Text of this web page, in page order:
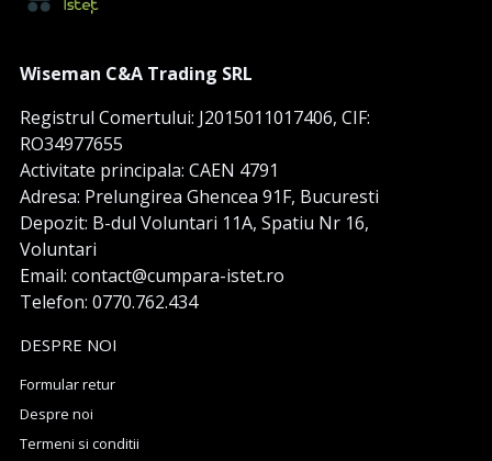
Wiseman C&A Trading SRL
Registrul Comertului: J2015011017406, CIF:
RO34977655
Activitate principala: CAEN 4791
Adresa: Prelungirea Ghencea 91F, Bucuresti
Depozit: B-dul Voluntari 11A, Spatiu Nr 16,
Voluntari
Email: contact@cumpara-istet.ro
Telefon: 0770.762.434
DESPRE NOI
Formular retur
Despre noi
Termeni si conditii